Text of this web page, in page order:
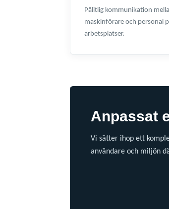
Pålitlig kommunikation
maskinförare och personal
arbetsplatser.
Anpassat
Vi sätter ihop ett
användare och miljön